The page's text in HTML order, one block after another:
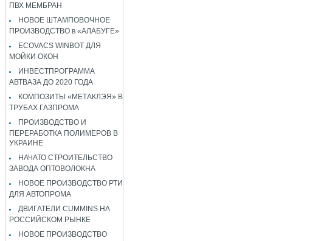
ПВХ МЕМБРАН
НОВОЕ ШТАМПОВОЧНОЕ
ПРОИЗВОДСТВО в «АЛАБУГЕ»
ECOVACS WINBOT ДЛЯ
МОЙКИ ОКОН
ИНВЕСТПРОГРАММА
АВТВАЗА ДО 2020 ГОДА
КОМПОЗИТЫ «МЕТАКЛЭЯ» В
ТРУБАХ ГАЗПРОМА
ПРОИЗВОДСТВО И
ПЕРЕРАБОТКА ПОЛИМЕРОВ В
УКРАИНЕ
НАЧАТО СТРОИТЕЛЬСТВО
ЗАВОДА ОПТОВОЛОКНА
НОВОЕ ПРОИЗВОДСТВО РТИ
ДЛЯ АВТОПРОМА
ДВИГАТЕЛИ CUMMINS НА
РОССИЙСКОМ РЫНКЕ
НОВОЕ ПРОИЗВОДСТВО